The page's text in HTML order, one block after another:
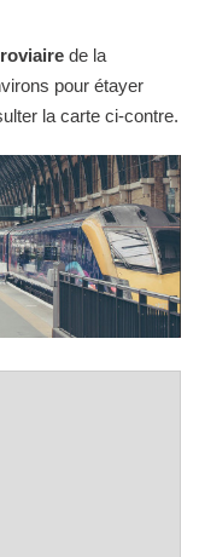
de la
pour étayer
la carte ci-contre.